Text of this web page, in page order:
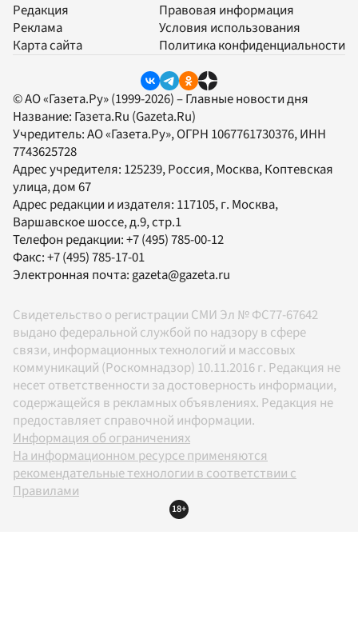
Редакция
Реклама
Карта сайта
Правовая информация
Условия использования
Политика конфиденциальности
© АО «Газета.Ру» (1999-2026) – Главные новости дня
Название: Газета.Ru (Gazeta.Ru)
Учредитель:АО «Газета.Ру», ОГРН 1067761730376, ИНН
7743625728
Адрес учредителя: 125239, Россия, Москва, Коптевская
улица, дом 67
Адрес редакции и издателя: 117105, г. Москва,
Варшавское шоссе, д.9, стр.1
Телефон редакции:+7 (495) 785-00-12
Факс:+7 (495) 785-17-01
Электронная почта: gazeta@gazeta.ru
Свидетельство о регистрации СМИ Эл № ФС77-67642
выдано федеральной службой по надзору в сфере
связи, информационных технологий и массовых
коммуникаций (Роскомнадзор) 10.11.2016 г. Редакция не
несет ответственности за достоверность информации,
содержащейся в рекламных объявлениях. Редакция не
предоставляет справочной информации.
Информация об ограничениях
На информационном ресурсе применяются
рекомендательные технологии в соответствии с
Правилами
18+